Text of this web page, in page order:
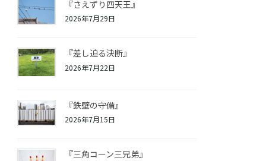
『さえずり四天王』
2026年7月29日
『差し迫る決断』
2026年7月22日
『鉄壁の守備』
2026年7月15日
『三角コーン三兄弟』